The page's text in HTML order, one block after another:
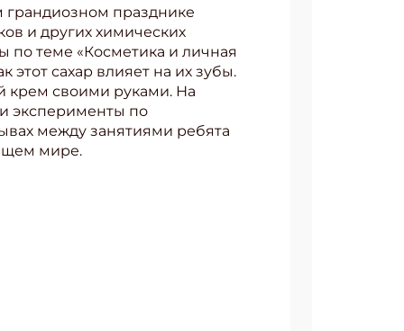
грандиозном празднике
и других химических
по теме «Косметика и личная
этот сахар влияет на их зубы.
крем своими руками. На
эксперименты по
между занятиями ребята
мире.